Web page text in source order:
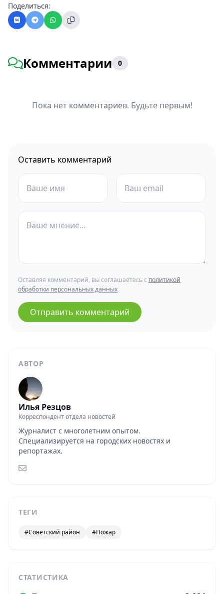
АВТОР
Илья Резцов
Корреспондент отдела новостей
Журналист с многолетним опытом.
Специализируется на городских новостях и
репортажах.
ТЕГИ
#Советский район #Пожар
СТАТИСТИКА
Поделиться:
Комментарии 0
Пока нет комментариев. Будьте первым!
Оставить комментарий
Оставляя комментарий, вы соглашаетесь с политикой
обработки персональных данных
Отправить комментарий